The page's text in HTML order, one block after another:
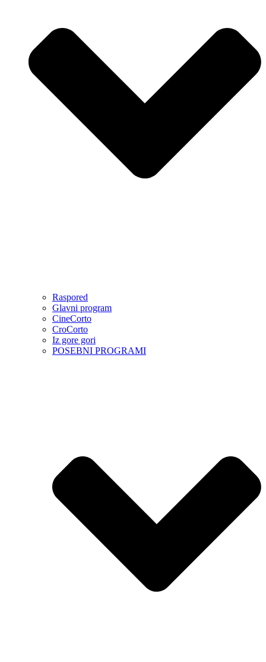
Raspored
Glavni program
CineCorto
CroCorto
Iz gore gori
POSEBNI PROGRAMI